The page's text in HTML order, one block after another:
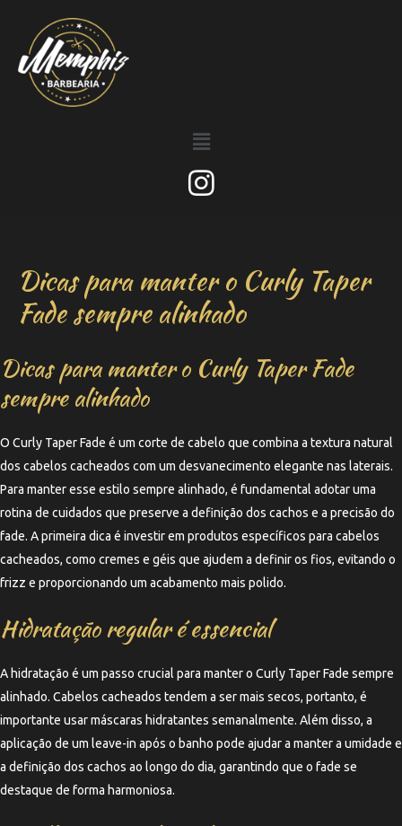
Dicas para manter o Curly Taper
Fade sempre alinhado
Dicas para manter o Curly Taper Fade
sempre alinhado
O Curly Taper Fade é um corte de cabelo que combina a textura natural
dos cabelos cacheados com um desvanecimento elegante nas laterais.
Para manter esse estilo sempre alinhado, é fundamental adotar uma
rotina de cuidados que preserve a definição dos cachos e a precisão do
fade. A primeira dica é investir em produtos específicos para cabelos
cacheados, como cremes e géis que ajudem a definir os fios, evitando o
frizz e proporcionando um acabamento mais polido.
Hidratação regular é essencial
A hidratação é um passo crucial para manter o Curly Taper Fade sempre
alinhado. Cabelos cacheados tendem a ser mais secos, portanto, é
importante usar máscaras hidratantes semanalmente. Além disso, a
aplicação de um leave-in após o banho pode ajudar a manter a umidade e
a definição dos cachos ao longo do dia, garantindo que o fade se
destaque de forma harmoniosa.